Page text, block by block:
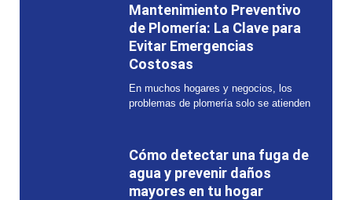
Mantenimiento Preventivo
de Plomería: La Clave para
Evitar Emergencias
Costosas
En muchos hogares y negocios, los
problemas de plomería solo se atienden
Cómo detectar una fuga de
agua y prevenir daños
mayores en tu hogar